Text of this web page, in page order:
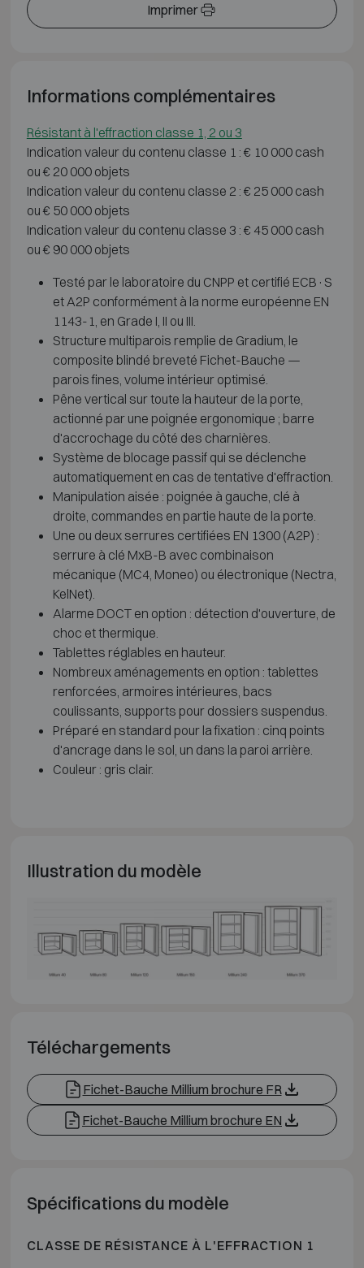
Imprimer
Informations complémentaires
Résistant à l'effraction classe 1, 2 ou 3
Indication valeur du contenu classe 1 : € 10 000 cash
ou € 20 000 objets
Indication valeur du contenu classe 2 : € 25 000 cash
ou € 50 000 objets
Indication valeur du contenu classe 3 : € 45 000 cash
ou € 90 000 objets
Testé par le laboratoire du CNPP et certifié ECB·S
et A2P conformément à la norme européenne EN
1143-1, en Grade I, II ou III.
Structure multiparois remplie de Gradium, le
composite blindé breveté Fichet-Bauche —
parois fines, volume intérieur optimisé.
Pêne vertical sur toute la hauteur de la porte,
actionné par une poignée ergonomique ; barre
d'accrochage du côté des charnières.
Système de blocage passif qui se déclenche
automatiquement en cas de tentative d'effraction.
Manipulation aisée : poignée à gauche, clé à
droite, commandes en partie haute de la porte.
Une ou deux serrures certifiées EN 1300 (A2P) :
serrure à clé MxB-B avec combinaison
mécanique (MC4, Moneo) ou électronique (Nectra,
KelNet).
Alarme DOCT en option : détection d'ouverture, de
choc et thermique.
Tablettes réglables en hauteur.
Nombreux aménagements en option : tablettes
renforcées, armoires intérieures, bacs
coulissants, supports pour dossiers suspendus.
Préparé en standard pour la fixation : cinq points
d'ancrage dans le sol, un dans la paroi arrière.
Couleur : gris clair.
Illustration du modèle
Téléchargements
Fichet-Bauche Millium brochure FR
Fichet-Bauche Millium brochure EN
Spécifications du modèle
CLASSE DE RÉSISTANCE À L'EFFRACTION 1